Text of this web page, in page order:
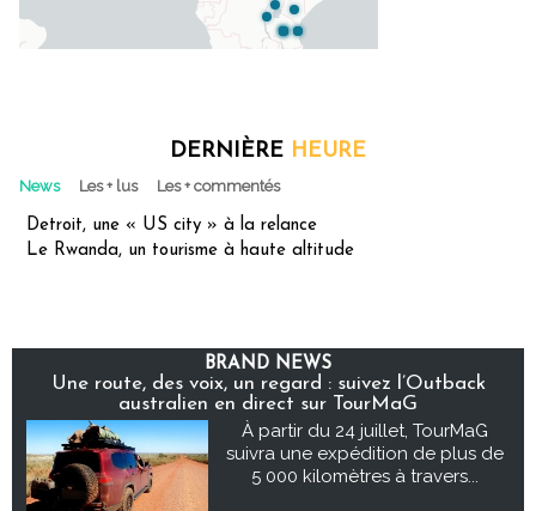
DERNIÈRE HEURE
News Les + lus Les + commentés
Detroit, une « US city » à la relance
Le Rwanda, un tourisme à haute altitude
BRAND NEWS
Une route, des voix, un regard : suivez l’Outback
australien en direct sur TourMaG
À partir du 24 juillet, TourMaG
suivra une expédition de plus de
5 000 kilomètres à travers...